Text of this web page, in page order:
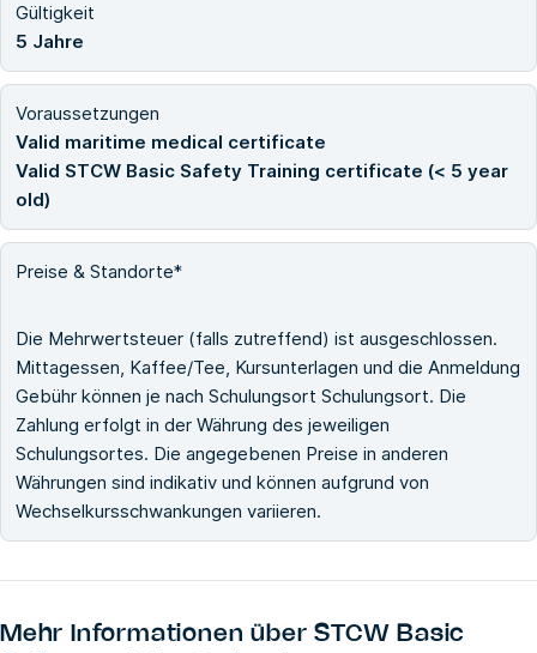
Gültigkeit
5 Jahre
Voraussetzungen
Valid maritime medical certificate
Valid STCW Basic Safety Training certificate (< 5 year
old)
Preise & Standorte*
Die Mehrwertsteuer (falls zutreffend) ist ausgeschlossen.
Mittagessen, Kaffee/Tee, Kursunterlagen und die Anmeldung
Gebühr können je nach Schulungsort Schulungsort. Die
Zahlung erfolgt in der Währung des jeweiligen
Schulungsortes. Die angegebenen Preise in anderen
Währungen sind indikativ und können aufgrund von
Wechselkursschwankungen variieren.
Mehr Informationen überSTCW Basic